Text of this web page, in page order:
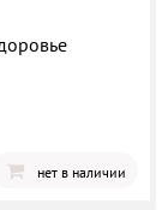
нет в наличии